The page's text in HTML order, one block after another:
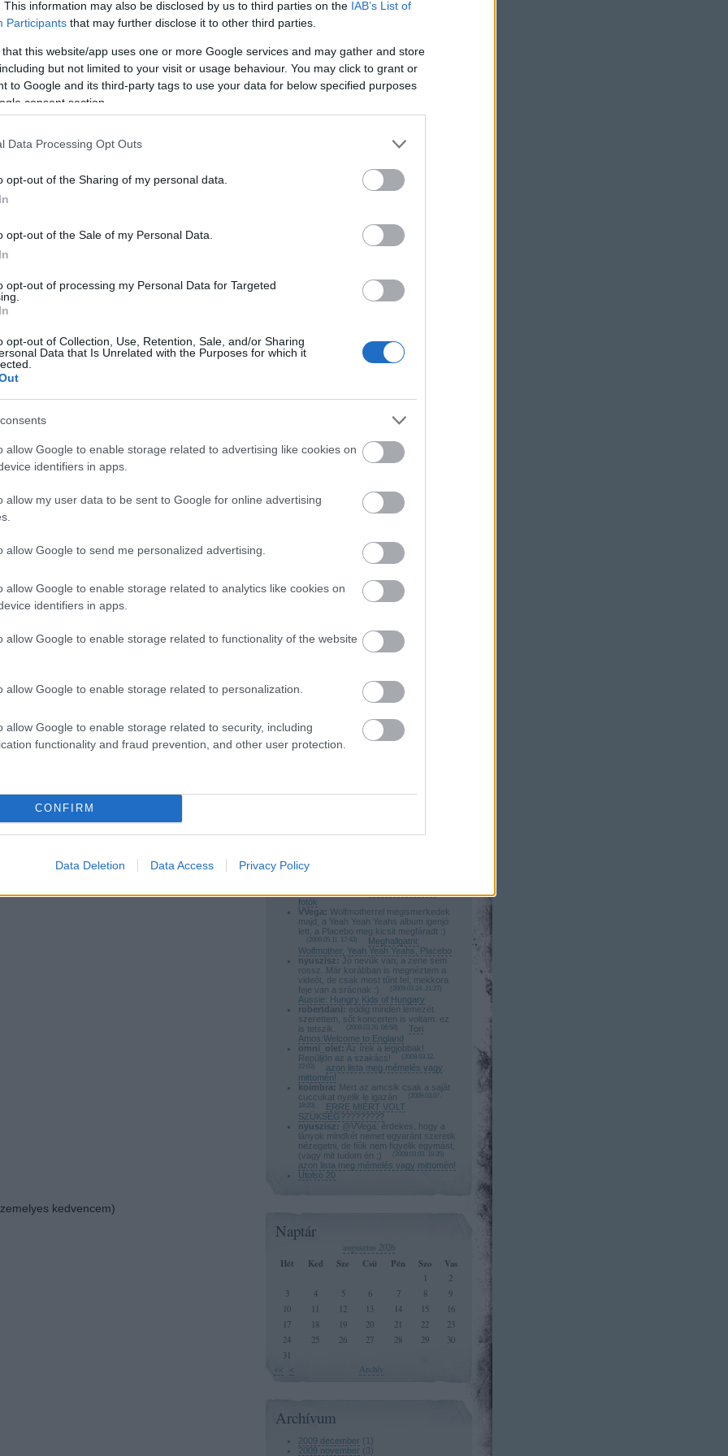
This information may also be disclosed by us to third parties on the IAB’s List of
Participants that may further disclose it to other third parties.
that this website/app uses one or more Google services and may gather and store
but not limited to your visit or usage behaviour. You may click to grant or
to Google and its third-party tags to use your data for below specified purposes
consent section.
Data Processing Opt Outs
opt-out of the Sharing of my personal data.
opt-out of the Sale of my Personal Data.
opt-out of processing my Personal Data for Targeted
opt-out of Collection, Use, Retention, Sale, and/or Sharing
Data that Is Unrelated with the Purposes for which it
allow Google to enable storage related to advertising like cookies on
identifiers in apps.
allow my user data to be sent to Google for online advertising
allow Google to send me personalized advertising.
allow Google to enable storage related to analytics like cookies on
identifiers in apps.
allow Google to enable storage related to functionality of the website
allow Google to enable storage related to personalization.
allow Google to enable storage related to security, including
functionality and fraud prevention, and other user protection.
CONFIRM
Data Deletion Data Access Privacy Policy
mozi vicces megnezni
Clyro.
A skot zenekar 1995 ota
2007-ben ertek el, a
megjelent "Only
pedig egyenesen
vegigsoportek Anglian. Az
albumokon megtalalhato
ha hamarosan kis hazankba is
dalok egyike:
kedvencem)
Vicces és tanulságos
A vászonról
Mafilm
My Causes..pls Join!
Why Democracy
Kötelező Olvasmány:
HTML
Kedvenc Játék!
Szerintetek.....
silentdiszno:
poprocks:@saymyname: Köszönöm:)
poprocks:@VVega: Wolfmother jó!
Yeahs, Placebo
saymyname:
fotók
VVega: Wolfmotherrel megismerkedek
majd, a Yeah Yeah Yeahs album igenjó
lett, a Placebo meg kicsit megfáradt :)
2009.05.11. 17:43
Meghallgatni:
Wolfmother, Yeah Yeah Yeahs, Placebo
nyuszisz:
Jó nevük van; a zene sem
rossz. Már korábban is megnéztem a
videót, de csak most tűnt fel, mekkora
feje van a srácnak :)
2009.03.24. 21:27)
Aussie: Hungry Kids of Hungary
robertdani: eddig minden lemezét
szerettem, sőt koncerten is voltam. ez
is tetszik.
2009.03.20. 06:58
Tori
Amos:Welcome to England
omni_olet: Az írek a legjobbak!
Repüljön az a szakács!
2009.03.12.
22:03
azon lista meg mémelés vagy
mittomén!
koimbra: Mert az amcsik csak a saját
cuccukat nyelik le igazán
2009.03.07.
18:20
ERRE MIÉRT VOLT
SZÜKSÉG?????????
nyuszisz:
@VVega: érdekes, hogy a
lányok mindkét nemet egyaránt szeretik
nézegetni, de fiúk nem figyelik egymást,
(vagy mit tudom én ;)
2009.03.03. 19:35)
azon lista meg mémelés vagy mittomén!
Utolsó 20
Naptár
augusztus 2026
Hét Ked Sze Csü Pén Szo Vas
<< < Archív
1
2
3
4 5 6 7 8
9
10
11 12 13 14 15
16
17
18 19 20 21 22
23
24
25 26 27 28 29
30
31
Archívum
2009 december ( 1 )
2009 november ( 3)